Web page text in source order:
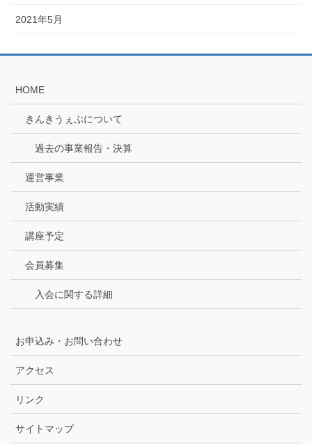
2021年5月
HOME
きんきうぇぶについて
過去の事業報告・決算
運営事業
活動実績
講座予定
会員募集
入会に関する詳細
お申込み・お問い合わせ
アクセス
リンク
サイトマップ